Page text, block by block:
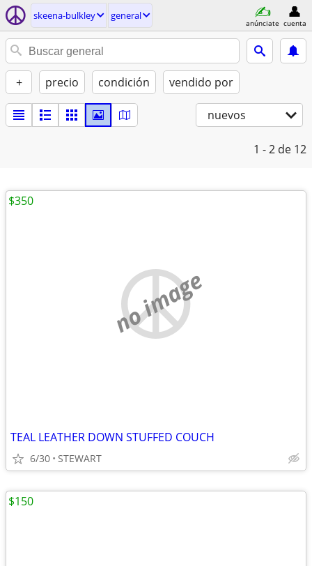
skeena-bulkley general
anúnciate cuenta
+ precio condición vendido por
nuevos
1 - 2 de 12
no image
TEAL LEATHER DOWN STUFFED COUCH
6/30 STEWART
$350
$150